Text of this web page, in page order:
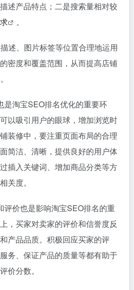
述产品特点；二是搜索量相对较
。
述、图片标签等位置合理地运用
密度和覆盖范围，从而提高店铺
是淘宝SEO排名优化的重要环
以吸引用户的眼球，增加浏览时
装修中，要注重页面布局的合理
简洁、清晰，提供良好的用户体
插入关键词、增加商品分类等方
关度。
评价也是影响淘宝SEO排名的重
，买家对卖家的评价和信誉度反
产品品质。积极回应买家的评
务、保证产品的质量等都有助于
价分数。